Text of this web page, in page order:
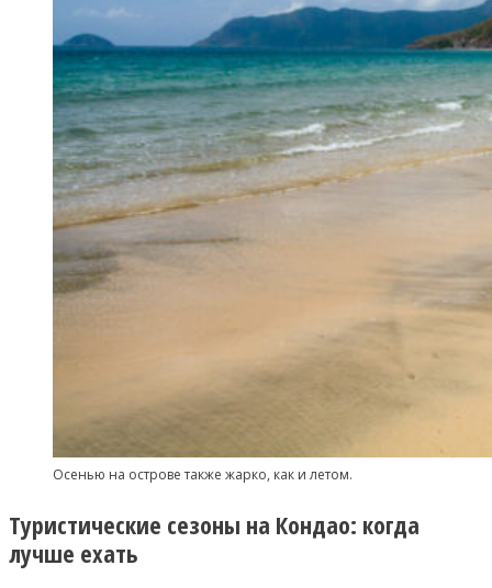
Осенью на острове также жарко, как и летом.
Туристические сезоны на Кондао: когда
лучше ехать